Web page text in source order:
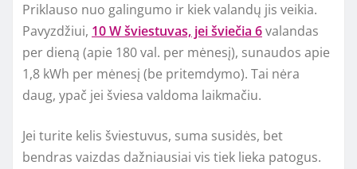
Priklauso nuo galingumo ir kiek valandų jis veikia.
Pavyzdžiui, 10 W šviestuvas, jei šviečia 6valandas
per dieną (apie 180 val. per mėnesį), sunaudos apie
1,8 kWh per mėnesį (be pritemdymo). Tai nėra
daug, ypač jei šviesa valdoma laikmačiu.
Jei turite kelis šviestuvus, suma susidės, bet
bendras vaizdas dažniausiai vis tiek lieka patogus.